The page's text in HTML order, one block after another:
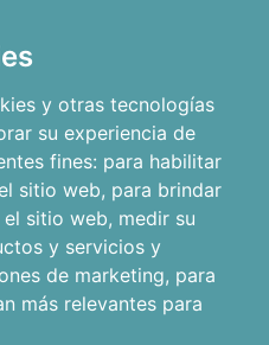
y otras tecnologías
su experiencia de
fines: para habilitar
sitio web, para brindar
el sitio web, medir su
y servicios y
de marketing, para
más relevantes para